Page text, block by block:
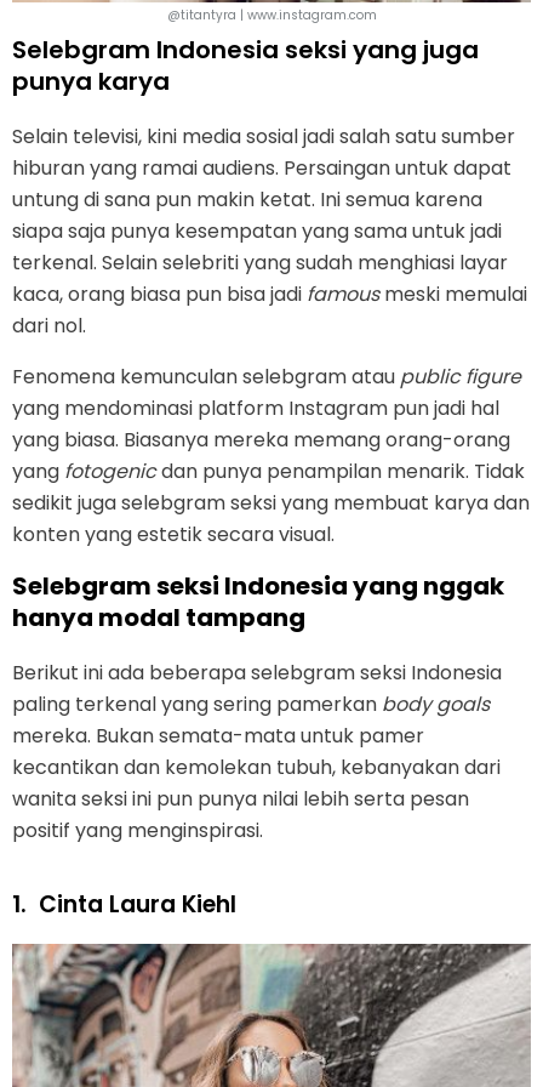
@titantyra | www.instagram.com
Selebgram Indonesia seksi yang juga
punya karya
Selain televisi, kini media sosial jadi salah satu sumber
hiburan yang ramai audiens. Persaingan untuk dapat
untung di sana pun makin ketat. Ini semua karena
siapa saja punya kesempatan yang sama untuk jadi
terkenal. Selain selebriti yang sudah menghiasi layar
kaca, orang biasa pun bisa jadi famousmeski memulai
dari nol.
Fenomena kemunculan selebgram atau public figure
yang mendominasi platform Instagram pun jadi hal
yang biasa. Biasanya mereka memang orang-orang
yang fotogenicdan punya penampilan menarik. Tidak
sedikit juga selebgram seksi yang membuat karya dan
konten yang estetik secara visual.
Selebgram seksi Indonesia yang nggak
hanya modal tampang
Berikut ini ada beberapa selebgram seksi Indonesia
paling terkenal yang sering pamerkan body goals
mereka. Bukan semata-mata untuk pamer
kecantikan dan kemolekan tubuh, kebanyakan dari
wanita seksi ini pun punya nilai lebih serta pesan
positif yang menginspirasi.
1. Cinta Laura Kiehl